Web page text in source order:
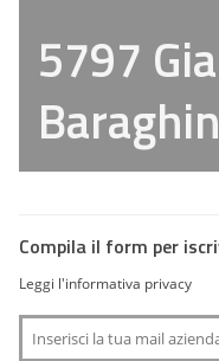
5797
Compila il form per
Leggi l'informativa privacy